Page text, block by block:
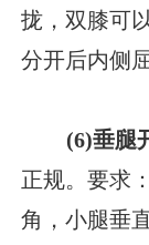
拢，双膝可
分开后内侧
(6)垂腿
正规。要求
角，小腿垂